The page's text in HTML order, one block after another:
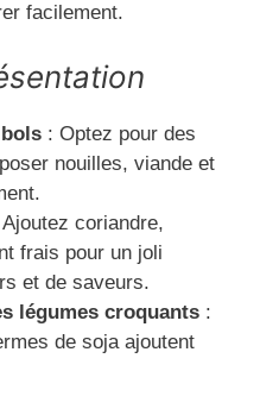
facilement.
: Optez pour des
nouilles, viande et
Ajoutez coriandre,
frais pour un joli
et de saveurs.
légumes croquants :
de soja ajoutent